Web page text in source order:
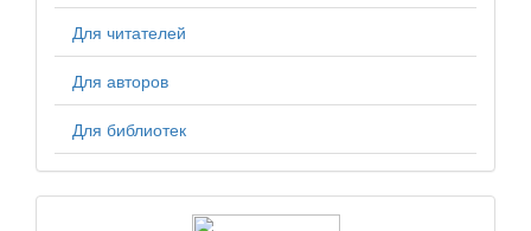
Для читателей
Для авторов
Для библиотек